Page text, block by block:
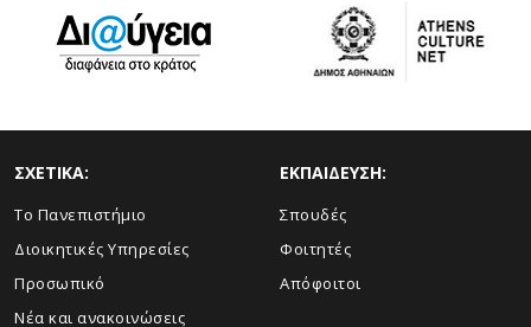
ΣΧΕΤΙΚΑ:
Το Πανεπιστήμιο
Διοικητικές Υπηρεσίες
Προσωπικό
Νέα και ανακοινώσεις
ΕΚΠΑΙΔΕΥΣΗ:
Σπουδές
Φοιτητές
Απόφοιτοι